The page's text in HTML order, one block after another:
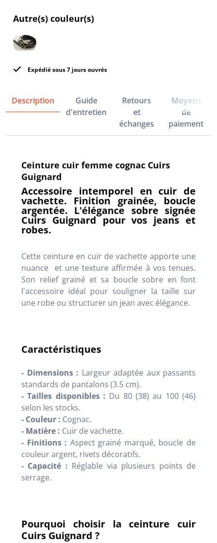
Autre(s) couleur(s)
Expédié sous 7 jours ouvrés
Description
Guide
d'entretien
Retours
et
échanges
Moyens
de
paiement
Ceinture cuir femme cognac Cuirs
Guignard
Accessoire intemporel en cuir de
vachette. Finition grainée, boucle
argentée. L'élégance sobre signée
Cuirs Guignard pour vos jeans et
robes.
Cette ceinture en cuir de vachette apporte une
nuance et une texture affirmée à vos tenues.
Son relief grainé et sa boucle sobre en font
l'accessoire idéal pour souligner la taille sur
une robe ou structurer un jean avec élégance.
Caractéristiques
- Dimensions : Largeur adaptée aux passants
standards de pantalons (3.5 cm).
- Tailles disponibles : Du 80 (38) au 100 (46)
selon les stocks.
- Couleur : Cognac.
- Matière : Cuir de vachette.
- Finitions : Aspect grainé marqué, boucle de
couleur argent, rivets décoratifs.
- Capacité : Réglable via plusieurs points de
serrage.
Pourquoi choisir la ceinture cuir
Cuirs Guignard ?